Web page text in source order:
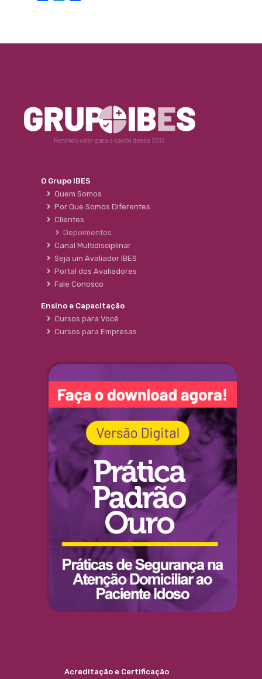
O Grupo IBES
Quem Somos
Por Que Somos Diferentes
Clientes
Depoimentos
Canal Multidisciplinar
Seja um Avaliador IBES
Portal dos Avaliadores
Fale Conosco
Ensino e Capacitação
Cursos para Você
Cursos para Empresas
Acreditação e Certificação